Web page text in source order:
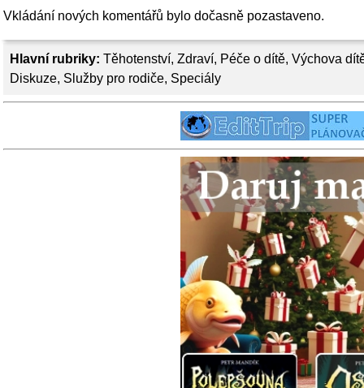
Hlavní rubriky: Těhotenství, Zdraví, Péče o dítě, Výchova
Diskuze, Služby pro rodiče, Speciály
Vkládání nových komentářů bylo dočasně pozastaveno.